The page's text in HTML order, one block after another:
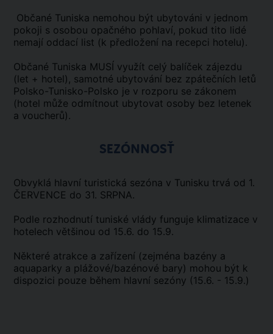
Občané Tuniska nemohou být ubytováni v jednom
pokoji s osobou opačného pohlaví, pokud tito lidé
nemají oddací list (k předložení na recepci hotelu).
Občané Tuniska MUSÍ využít celý balíček zájezdu
(let + hotel), samotné ubytování bez zpátečních letů
Polsko-Tunisko-Polsko je v rozporu se zákonem
(hotel může odmítnout ubytovat osoby bez letenek
a voucherů).
SEZÓNNOSŤ
Obvyklá hlavní turistická sezóna v Tunisku trvá od 1.
ČERVENCE do 31. SRPNA.
Podle rozhodnutí tuniské vlády funguje klimatizace v
hotelech většinou od 15.6. do 15.9.
Některé atrakce a zařízení (zejména bazény a
aquaparky a plážové/bazénové bary) mohou být k
dispozici pouze během hlavní sezóny (15.6. - 15.9.)